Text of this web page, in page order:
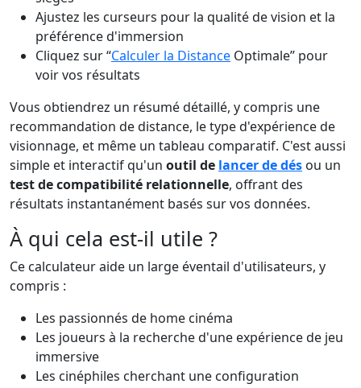
Ajustez les curseurs pour la qualité de vision et la
préférence d'immersion
Cliquez sur “Calculer la Distance Optimale” pour
voir vos résultats
Vous obtiendrez un résumé détaillé, y compris une
recommandation de distance, le type d'expérience de
visionnage, et même un tableau comparatif. C'est aussi
simple et interactif qu'un outil de lancer de dés ou un
test de compatibilité relationnelle, offrant des
résultats instantanément basés sur vos données.
À qui cela est-il utile ?
Ce calculateur aide un large éventail d'utilisateurs, y
compris :
Les passionnés de home cinéma
Les joueurs à la recherche d'une expérience de jeu
immersive
Les cinéphiles cherchant une configuration